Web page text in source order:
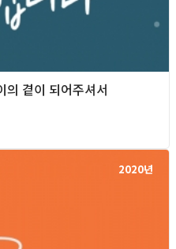
곁이 되어주셔서
2020년